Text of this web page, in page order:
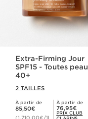
Extra-Firming Jour
SPF15 - Toutes
40+
2 TAILLES
À partir de
Nouveau prix 85,50€
85,50€
(1.710,00€/1L
À partir de
Prix Club Clarins 76,95€
76,95€
PRIX CLUB